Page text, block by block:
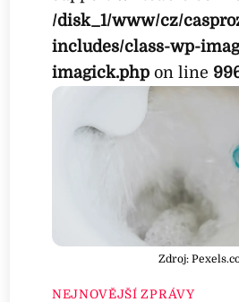
/disk_1/www/cz/
includes/class-wp-
imagick.php on line
Zdroj:
NEJNOVĚJŠÍ ZPRÁVY